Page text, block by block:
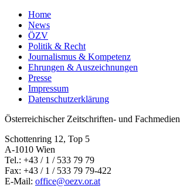
Home
News
ÖZV
Politik & Recht
Journalismus & Kompetenz
Ehrungen & Auszeichnungen
Presse
Impressum
Datenschutzerklärung
Österreichischer Zeitschriften- und
Schottenring 12, Top 5
A-1010 Wien
Tel.: +43 / 1 / 533 79 79
Fax: +43 / 1 / 533 79 79-422
E-Mail: office@oezv.or.at